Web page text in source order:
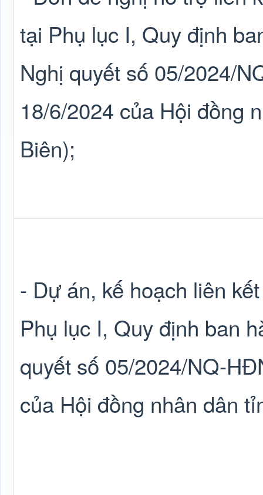
tại Phụ lục I, Quy định
Nghị quyết số 05/2024/
18/6/2024 của Hội đồng
Biên);
- Dự án, kế hoạch liên
Phụ lục I, Quy định ban
quyết số 05/2024/NQ-
của Hội đồng nhân dân